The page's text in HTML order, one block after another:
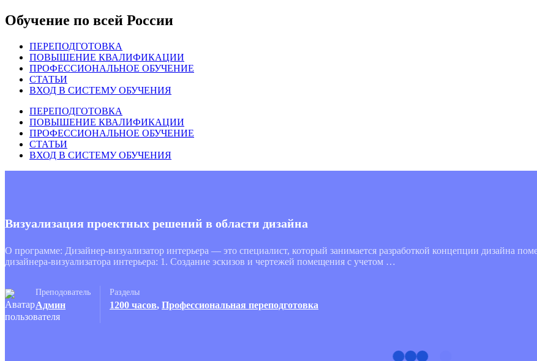
Обучение по всей России
ПЕРЕПОДГОТОВКА
ПОВЫШЕНИЕ КВАЛИФИКАЦИИ
ПРОФЕССИОНАЛЬНОЕ ОБУЧЕНИЕ
СТАТЬИ
ВХОД В СИСТЕМУ ОБУЧЕНИЯ
ПЕРЕПОДГОТОВКА
ПОВЫШЕНИЕ КВАЛИФИКАЦИИ
ПРОФЕССИОНАЛЬНОЕ ОБУЧЕНИЕ
СТАТЬИ
ВХОД В СИСТЕМУ ОБУЧЕНИЯ
Визуализация проектных решений в области дизайна
О программе: Дизайнер-визуализатор интерьера — это специалист, который занимается разработкой концепции дизайна
дизайнера-визуализатора интерьера: 1. Создание эскизов и чертежей помещения с учетом …
Преподователь
Админ
Разделы
1200 часов, Профессиональная переподготовка